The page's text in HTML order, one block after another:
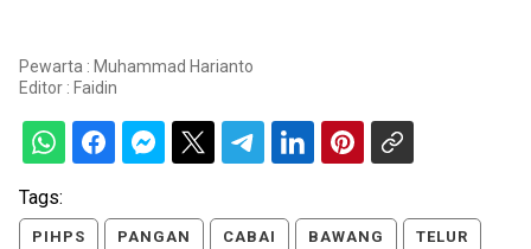
Pewarta : Muhammad Harianto
Editor : Faidin
Tags:
PIHPS PANGAN CABAI BAWANG TELUR